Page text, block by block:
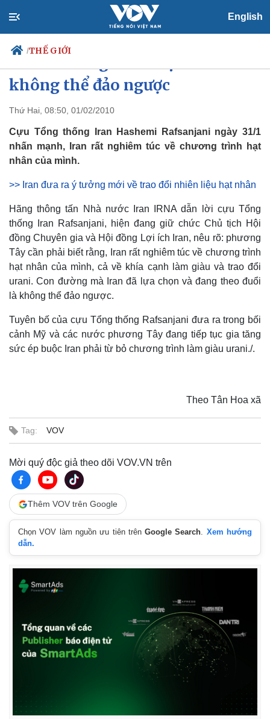
English
/THẾ GIỚI
Chính trị
Đảng
Tổ chức nhân sự
Quốc hội
Tin 24h
Dự báo thời tiết
Việc làm
không thể đảo ngược
Thứ Hai, 08:50, 01/02/2010
Cựu Tổng thống Iran Hashemi Rafsanjani ngày 31/1
nhấn mạnh, Iran rất nghiêm túc về chương trình hạt
nhân của mình.
>> Iran đưa ra ý tưởng mới về trao đổi nhiên liệu hạt nhân
Hãng thông tấn Nhà nước Iran IRNA dẫn lời cựu Tổng
thống Iran Rafsanjani, hiện đang giữ chức Chủ tịch Hội
đồng Chuyên gia và Hội đồng Lợi ích Iran, nêu rõ: phương
Tây cần phải biết rằng, Iran rất nghiêm túc về chương trình
hạt nhân của mình, cả về khía cạnh làm giàu và trao đổi
urani. Con đường mà Iran đã lựa chọn và đang theo đuổi
là không thể đảo ngược.
Tuyên bố của cựu Tổng thống Rafsanjani đưa ra trong bối
cảnh Mỹ và các nước phương Tây đang tiếp tục gia tăng
sức ép buộc Iran phải từ bỏ chương trình làm giàu urani./.
Theo Tân Hoa xã
Tag: VOV
Mời quý độc giả theo dõi VOV.VN trên
Thêm VOV trên Google
Chọn VOV làm nguồn ưu tiên trênGoogle Search. Xem hướng
dẫn.